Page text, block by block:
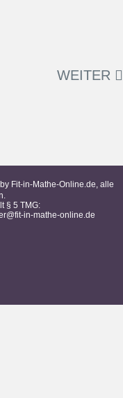
WEITER
by Fit-in-Mathe-Online.de, alle
§ 5 TMG:
in-mathe-online.de